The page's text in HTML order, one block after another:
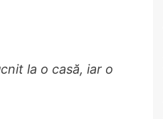
la o casă, iar o